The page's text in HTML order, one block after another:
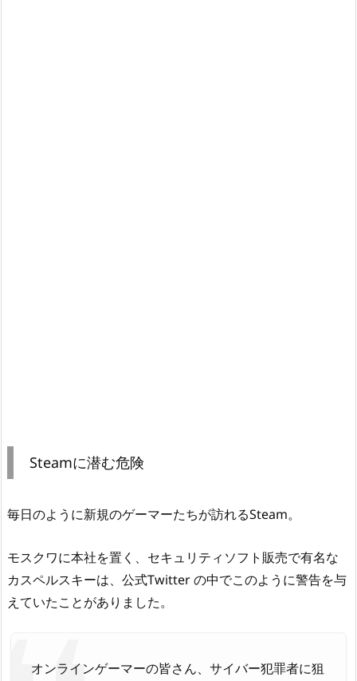
Steamに潜む危険
毎日のように新規のゲーマーたちが訪れるSteam。
モスクワに本社を置く、セキュリティソフト販売で有名な
カスペルスキーは、公式Twitter の中でこのように警告を与
えていたことがありました。
オンラインゲーマーの皆さん、サイバー犯罪者に狙